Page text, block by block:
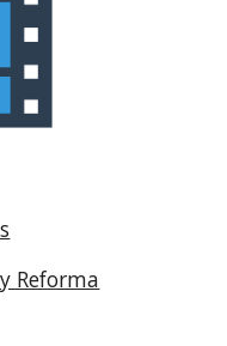
Reforma